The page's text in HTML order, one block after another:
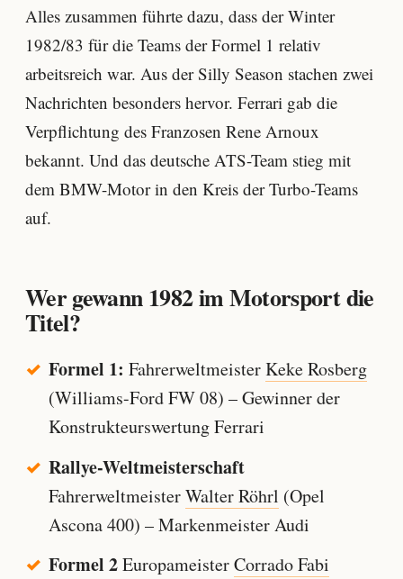
Alles zusammen führte dazu, dass der Winter
1982/83 für die Teams der Formel 1 relativ
arbeitsreich war. Aus der Silly Season stachen zwei
Nachrichten besonders hervor. Ferrari gab die
Verpflichtung des Franzosen Rene Arnoux
bekannt. Und das deutsche ATS-Team stieg mit
dem BMW-Motor in den Kreis der Turbo-Teams
auf.
Wer gewann 1982 im Motorsport die
Titel?
Formel 1: FahrerweltmeisterKeke Rosberg
(Williams-Ford FW 08) – Gewinner der
Konstrukteurswertung Ferrari
Rallye-Weltmeisterschaft
FahrerweltmeisterWalter Röhrl (Opel
Ascona 400) – Markenmeister Audi
Formel 2EuropameisterCorrado Fabi